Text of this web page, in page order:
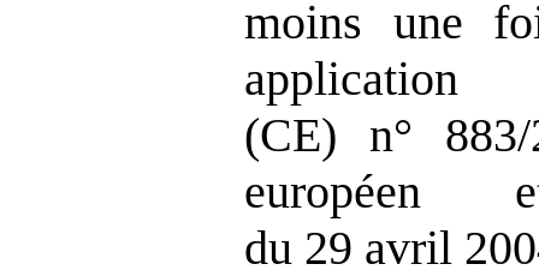
moins une
(CE) n° 883/
du 29 avril